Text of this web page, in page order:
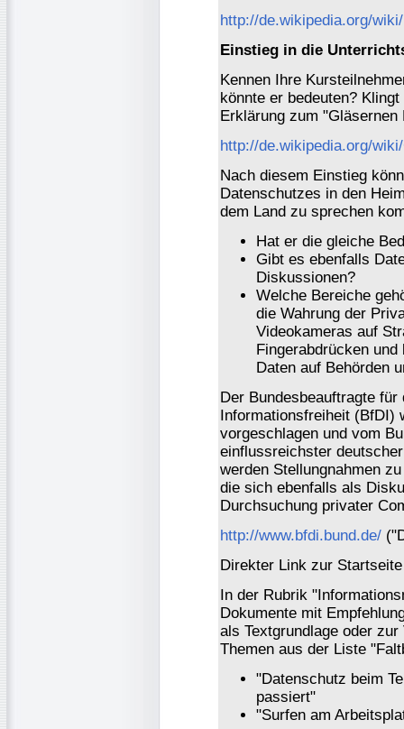
http://de.wikipedia.org/
Einstieg in die
Kennen Ihre
könnte er bedeuten?
Erklärung zum
http://de.wikipedia.org/
Nach diesem Einstieg
Datenschutzes in den
dem Land zu sprechen
Hat er die gleiche
Gibt es ebenfalls
Diskussionen?
Welche Bereiche
die Wahrung der
Videokameras auf
Fingerabdrücken
Daten auf Behörden
Der Bundesbeauftragte
Informationsfreiheit (BfDI)
vorgeschlagen und vom
einflussreichster
werden Stellungnahmen
die sich ebenfalls als
Durchsuchung privater
http://www.bfdi.bund.de/
Direkter Link zur
In der Rubrik
Dokumente mit
als Textgrundlage oder
Themen aus der Liste
"Datenschutz beim
passiert"
"Surfen am